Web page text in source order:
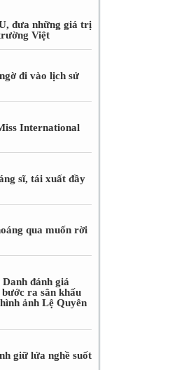
đưa những giá trị
Việt
đi vào lịch sử
International
sĩ, tái xuất đầy
qua muốn rời
đánh giá
ra sân khấu
ảnh Lệ Quyên
giữ lửa nghề suốt